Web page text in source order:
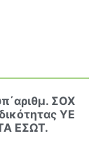
ΣΟΧ
ΥΕ
ΕΣΩΤ.